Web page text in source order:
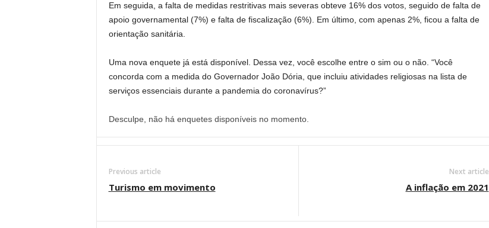
Em seguida, a falta de medidas restritivas mais severas obteve 16% dos votos, seguido de falta de
apoio governamental (7%) e falta de fiscalização (6%). Em último, com apenas 2%, ficou a falta de
orientação sanitária.
Uma nova enquete já está disponível. Dessa vez, você escolhe entre o sim ou o não. “Você
concorda com a medida do Governador João Dória, que incluiu atividades religiosas na lista de
serviços essenciais durante a pandemia do coronavírus?”
Desculpe, não há enquetes disponíveis no momento.
Previous article
Turismo em movimento
Next article
A inflação em 2021